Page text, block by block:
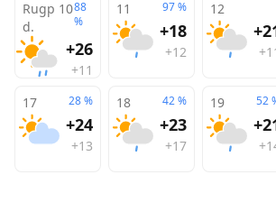
Rugp 10
d.
88
%
+26
+11
11 97%
+18
+12
12
17 28%
+24
+13
18 42%
+23
+17
19 52